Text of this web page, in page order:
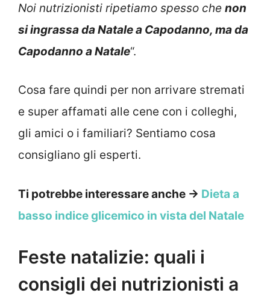
Noi nutrizionisti ripetiamo spesso che non
si ingrassa da Natale a Capodanno, ma da
Capodanno a Natale“.
Cosa fare quindi per non arrivare stremati
e super affamati alle cene con i colleghi,
gli amici o i familiari? Sentiamo cosa
consigliano gli esperti.
Ti potrebbe interessare anche -> Dieta a
basso indice glicemico in vista del Natale
Feste natalizie: quali i
consigli dei nutrizionisti a